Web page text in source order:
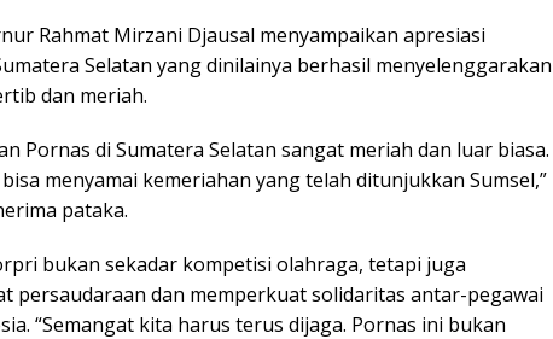
Rahmat Mirzani Djausal menyampaikan apresiasi
Selatan yang dinilainya berhasil menyelenggarakan
dan meriah.
Pornas di Sumatera Selatan sangat meriah dan luar biasa.
menyamai kemeriahan yang telah ditunjukkan Sumsel,”
pataka.
bukan sekadar kompetisi olahraga, tetapi juga
persaudaraan dan memperkuat solidaritas antar-pegawai
“Semangat kita harus terus dijaga. Pornas ini bukan